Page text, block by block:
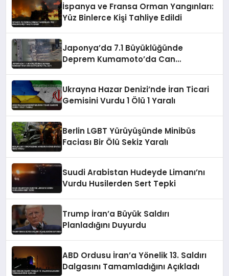
İspanya ve Fransa Orman Yangınları:
Yüz Binlerce Kişi Tahliye Edildi
Japonya’da 7.1 Büyüklüğünde
Deprem Kumamoto’da Can
Ukrayna Hazar Denizi’nde İran Ticari
Gemisini Vurdu 1 Ölü 1 Yaralı
Berlin LGBT Yürüyüşünde Minibüs
Faciası Bir Ölü Sekiz Yaralı
Suudi Arabistan Hudeyde Limanı’nı
Vurdu Husilerden Sert Tepki
Trump İran’a Büyük Saldırı
Planladığını Duyurdu
ABD Ordusu İran’a Yönelik 13. Saldırı
Dalgasını Tamamladığını Açıkladı